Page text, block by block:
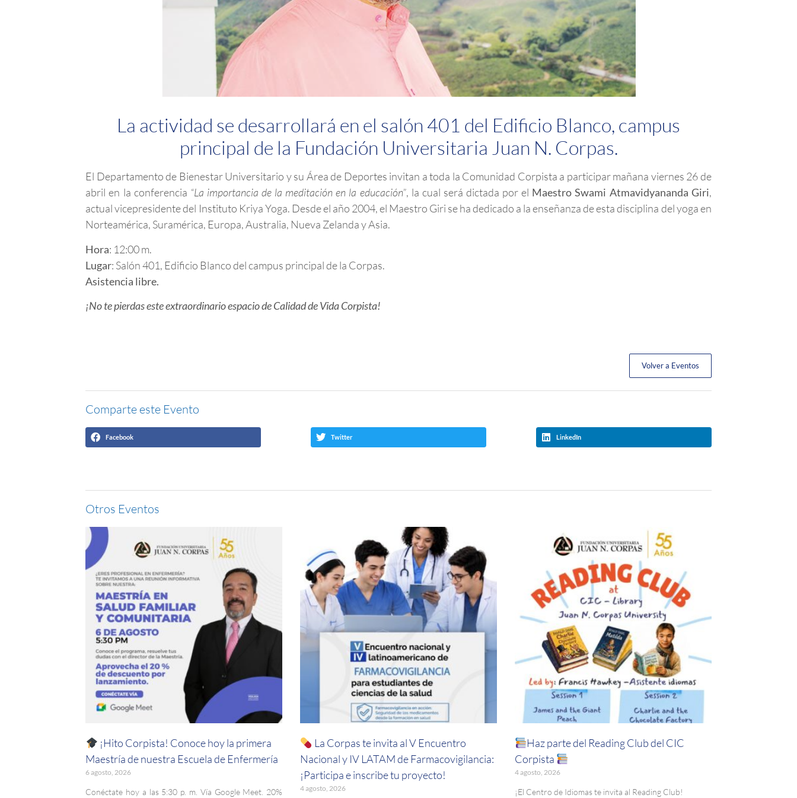
La actividad se desarrollará en el salón 401 del Edificio Blanco, campus
principal de la Fundación Universitaria Juan N. Corpas.
El Departamento de Bienestar Universitario y su Área de Deportes invitan a toda la Comunidad Corpista a participar mañana viernes 26 de
abril en la conferencia “La importancia de la meditación en la educación”, la cual será dictada por el Maestro Swami Atmavidyananda Giri,
actual vicepresidente del Instituto Kriya Yoga. Desde el año 2004, el Maestro Giri se ha dedicado a la enseñanza de esta disciplina del yoga en
Norteamérica, Suramérica, Europa, Australia, Nueva Zelanda y Asia.
Hora: 12:00 m.
Lugar: Salón 401, Edificio Blanco del campus principal de la Corpas.
Asistencia libre.
¡No te pierdas este extraordinario espacio de Calidad de Vida Corpista!
Volver a Eventos
Comparte este Evento
Facebook Twitter LinkedIn
Otros Eventos
¡Hito Corpista! Conoce hoy la primera
Maestría de nuestra Escuela de Enfermería
6 agosto, 2026
Conéctate hoy a las 5:30 p. m. Vía Google Meet. 20%
La Corpas te invita al V Encuentro
Nacional y IV LATAM de Farmacovigilancia:
¡Participa e inscribe tu proyecto!
4 agosto, 2026
Haz parte del Reading Club del CIC
Corpista
4 agosto, 2026
¡El Centro de Idiomas te invita al Reading Club!